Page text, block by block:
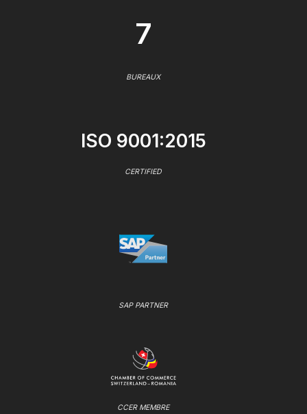
7
BUREAUX
ISO 9001:2015
CERTIFIED
SAP PARTNER
CCER MEMBRE